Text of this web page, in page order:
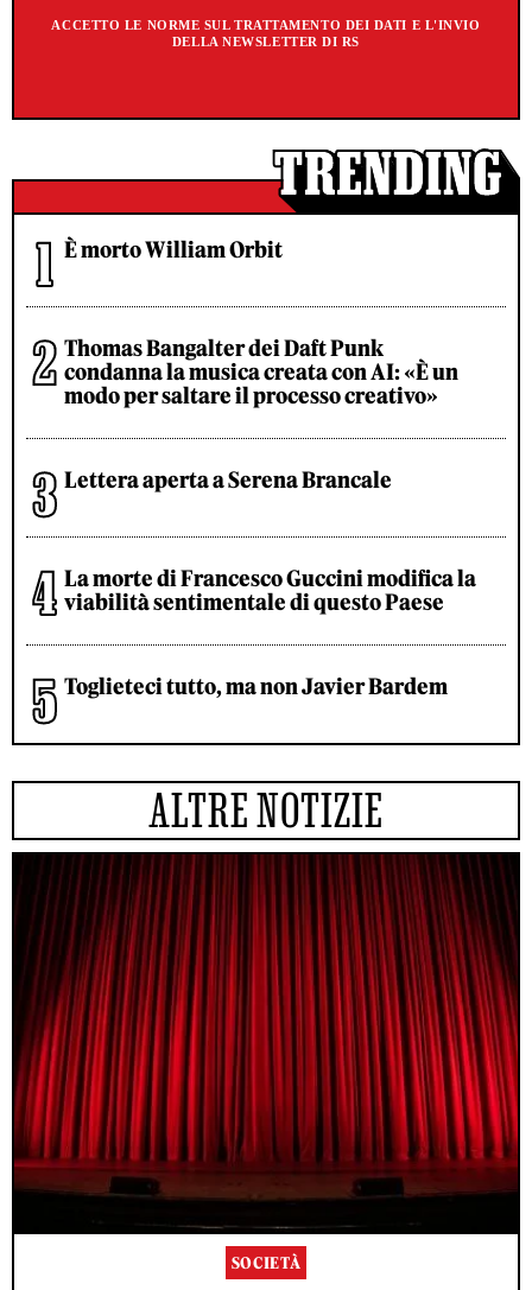
ACCETTO LE NORME SUL TRATTAMENTO DEI DATI E L'INVIO
DELLA NEWSLETTER DI RS
È morto William Orbit
Thomas Bangalter dei Daft Punk
condanna la musica creata con AI: «È un
modo per saltare il processo creativo»
Lettera aperta a Serena Brancale
La morte di Francesco Guccini modifica la
viabilità sentimentale di questo Paese
Toglieteci tutto, ma non Javier Bardem
ALTRE NOTIZIE
SOCIETÀ